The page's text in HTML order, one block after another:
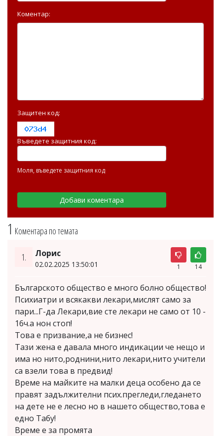
1 Коментара по темата
1. Лорис
02.02.2025 13:50:01 1 14
Българското общество е много болно общество!
Психиатри и всякакви лекари,мислят само за
пари...Г-да Лекари,вие сте лекари не само от 10 -
16ч.а нон стоп!
Това е призвание,а не бизнес!
Тази жена е давала много индикации че нещо и
има но нито,роднини,нито лекари,нито учители
са взели това в предвид!
Време на майките на малки деца особено да се
правят задължителни псих.прегледи,гледането
на дете не е лесно но в нашето общество,това е
едно Табу!
Време е за промята
Коментар:
Защитен код:
Въведете защитния код:
Моля, въведете защитния код